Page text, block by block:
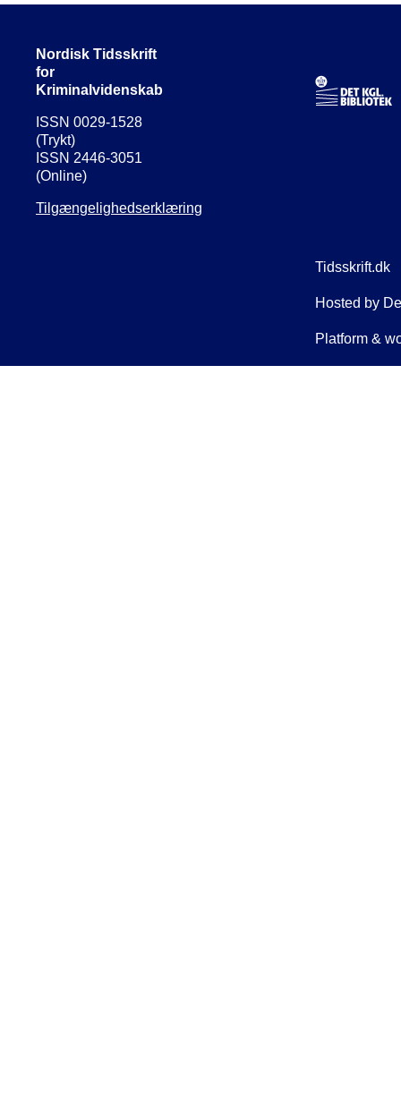
Nordisk Tidsskrift
for
Kriminalvidenskab
ISSN 0029-1528
(Trykt)
ISSN 2446-3051
(Online)
Tilgængelighedserklæring